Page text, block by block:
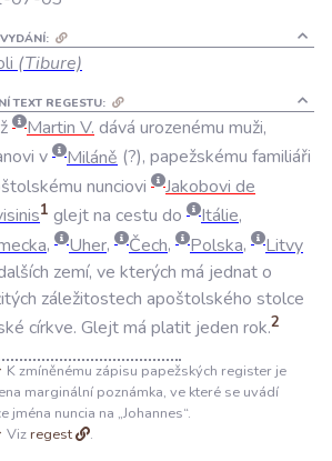
(Tibure)
TEXT REGESTU:
Martin V. dává urozenému muži,
v Miláně (?), papežskému familiáři
nunciovi Jakobovi de
1 glejtna cestu do Itálie,
, Uher, Čech, Polska,
Litvy
zemí, ve kterých má jednato
záležitostech apoštolského stolce
církve. Glejtmá platit jeden rok.2
K zmíněnému zápisu papežských register je
marginální poznámka, ve které se uvádí
jména nuncia na „Johannes“.
Viz regest .